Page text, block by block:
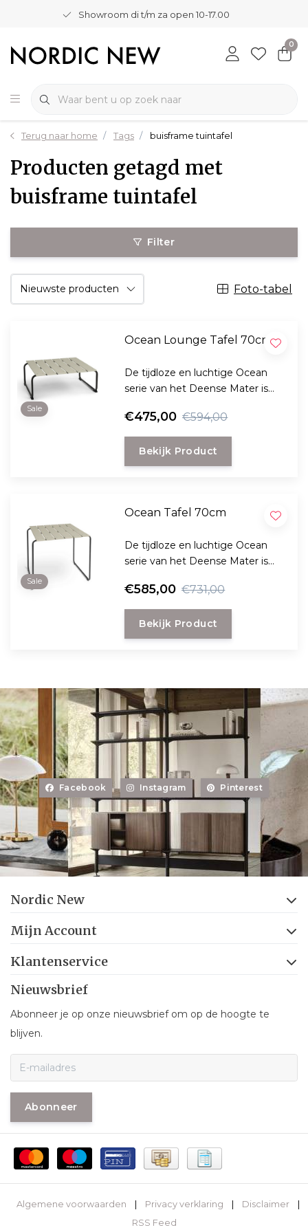
Showroom di t/m za open 10-17.00
0
Terug naar home Tags buisframe tuintafel
Producten getagd met
buisframe tuintafel
Filter
Foto-tabel
Sale
Ocean Lounge Tafel 70cm
De tijdloze en luchtige Ocean
serie van het Deense Mater is
ontworpen door Nanna & Jørgen
Ditzel in 1955. Prachtig voor
buiten en binnen gebruik.
€475,00 €594,00
Bekijk Product
Sale
Ocean Tafel 70cm
De tijdloze en luchtige Ocean
serie van het Deense Mater is
ontworpen door Nanna & Jørgen
Ditzel in 1955. Prachtig voor
buiten en binnen gebruik.
€585,00 €731,00
Bekijk Product
Facebook Instagram Pinterest
Nordic New
Mijn Account
Klantenservice
Nieuwsbrief
Abonneer je op onze nieuwsbrief om op de hoogte te
blijven.
Abonneer
Algemene voorwaarden Privacy verklaring Disclaimer
RSS Feed